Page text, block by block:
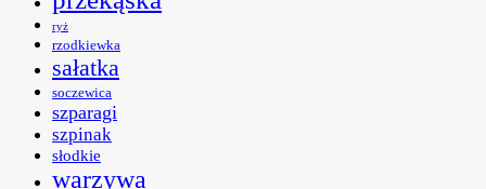
ryż
rzodkiewka
sałatka
soczewica
szparagi
szpinak
słodkie
warzywa